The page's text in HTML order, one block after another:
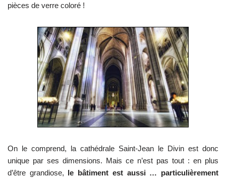
pièces de verre coloré !
On le comprend, la cathédrale Saint-Jean le Divin est donc
unique par ses dimensions. Mais ce n’est pas tout : en plus
d’être grandiose, le bâtiment est aussi … particulièrement